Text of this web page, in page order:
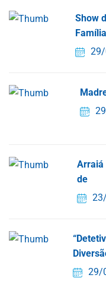
Show
Família
Arraiá
de
29/